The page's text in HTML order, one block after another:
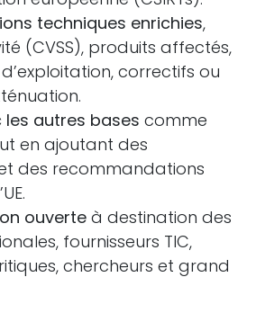
techniques enrichies,
(CVSS), produits affectés,
correctifs ou
les autres bases comme
en ajoutant des
des recommandations
ouverte à destination des
fournisseurs TIC,
chercheurs et grand